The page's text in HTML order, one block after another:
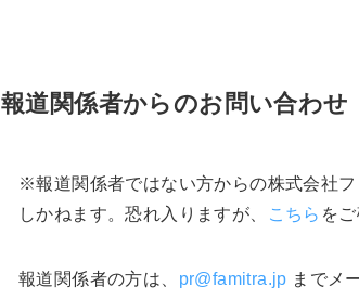
報道関係者からのお問い合わせ
※報道関係者ではない方からの株式会社
しかねます。恐れ入りますが、
こちら を
報道関係者の方は、 pr@famitra.jp までメ